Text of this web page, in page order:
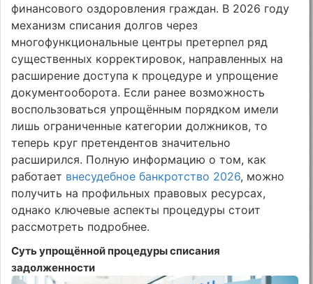
финансового оздоровления граждан. В 2026 году
механизм списания долгов через
многофункциональные центры претерпел ряд
существенных корректировок, направленных на
расширение доступа к процедуре и упрощение
документооборота. Если ранее возможность
воспользоваться упрощённым порядком имели
лишь ограниченные категории должников, то
теперь круг претендентов значительно
расширился. Полную информацию о том, как
работает внесудебное банкротство 2026, можно
получить на профильных правовых ресурсах,
однако ключевые аспекты процедуры стоит
рассмотреть подробнее.
Суть упрощённой процедуры списания
задолженности